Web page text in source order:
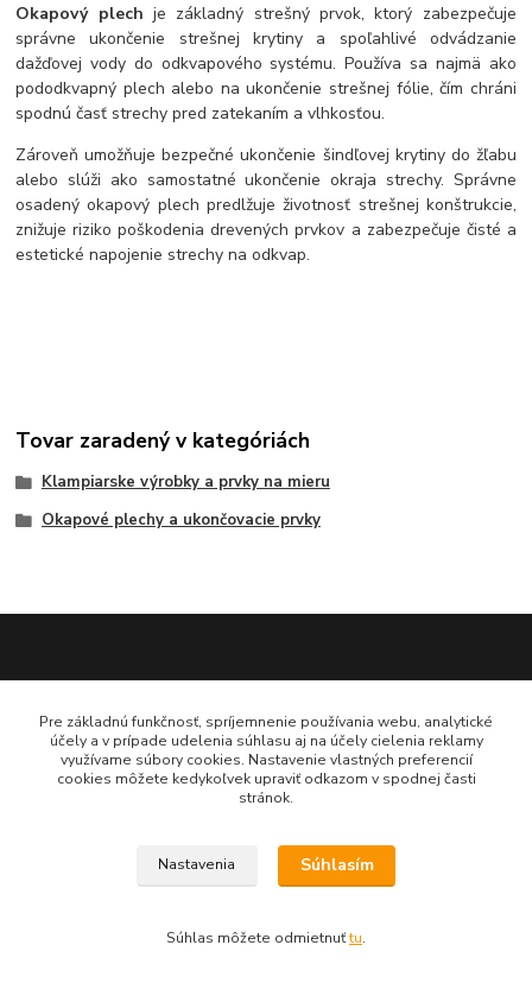
Okapový plech je základný strešný prvok, ktorý zabezpečuje
správne ukončenie strešnej krytiny a spoľahlivé odvádzanie
dažďovej vody do odkvapového systému. Používa sa najmä ako
pododkvapný plech alebo na ukončenie strešnej fólie, čím chráni
spodnú časť strechy pred zatekaním a vlhkosťou.
Zároveň umožňuje bezpečné ukončenie šindľovej krytiny do žľabu
alebo slúži ako samostatné ukončenie okraja strechy. Správne
osadený okapový plech predlžuje životnosť strešnej konštrukcie,
znižuje riziko poškodenia drevených prvkov a zabezpečuje čisté a
estetické napojenie strechy na odkvap.
Tovar zaradený v kategóriách
Klampiarske výrobky a prvky na mieru
Okapové plechy a ukončovacie prvky
0948 484 313
Po-Pia 7:30-16:00 hod
doplnkykstrecham@gmail.com
Vytvorené na Eshop-rychlo.sk
Pre základnú funkčnosť, spríjemnenie používania webu, analytické
účely a v prípade udelenia súhlasu aj na účely cielenia reklamy
využívame súbory cookies. Nastavenie vlastných preferencií
cookies môžete kedykoľvek upraviť odkazom v spodnej časti
stránok.
Nastavenia Súhlasím
Súhlas môžete odmietnuťtu.